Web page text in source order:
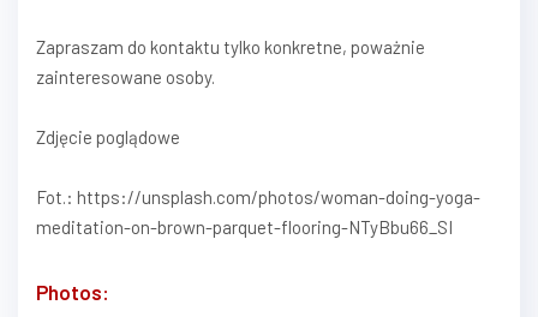
Zapraszam do kontaktu tylko konkretne, poważnie
zainteresowane osoby.
Zdjęcie poglądowe
Fot.: https://unsplash.com/photos/woman-doing-yoga-
meditation-on-brown-parquet-flooring-NTyBbu66_SI
Photos: